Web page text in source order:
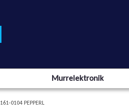
Murrelektronik
0104 PEPPERL